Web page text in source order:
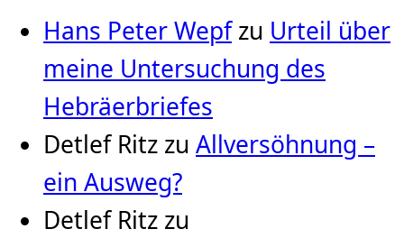
Hans Peter Wepfzu Urteil über
meine Untersuchung des
Hebräerbriefes
Detlef Ritz zu Allversöhnung –
ein Ausweg?
Detlef Ritz zu